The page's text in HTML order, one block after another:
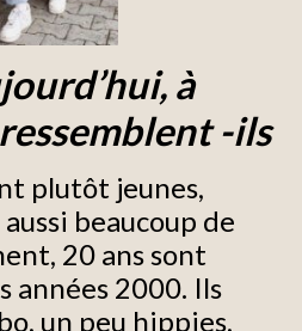
à
-ils
plutôt jeunes,
beaucoup de
20 ans sont
années 2000. Ils
un peu hippies,